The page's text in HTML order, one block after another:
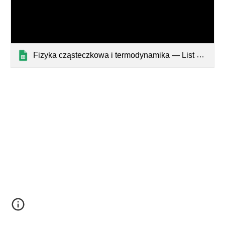
Fizyka cząsteczkowa i termodynamika — List page from Classic Sites